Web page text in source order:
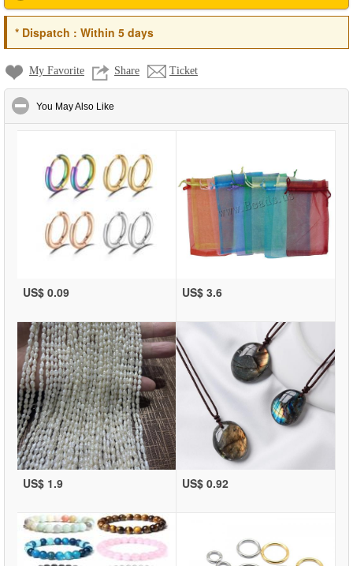
*Dispatch : Within 5 days
My Favorite Share Ticket
You May Also Like
US$ 0.09 US$ 3.6
US$ 1.9 US$ 0.92